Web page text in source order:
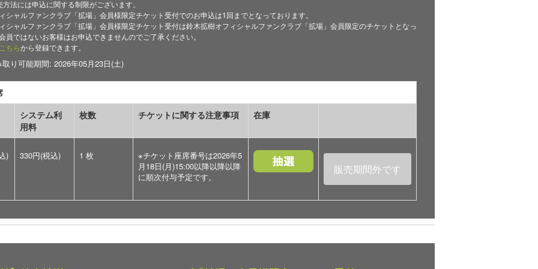
法には申込に関する制限がございます。
シャルファンクラブ「拡場」会員様限定チケット受付でのお申込は1回までとなっております。
シャルファンクラブ「拡場」会員様限定チケット受付は鈴木拡樹オフィシャルファンクラブ「拡場」会員限定のチケットとなっ
員ではないお客様はお申込できませんのでご了承ください。
ちらから登録できます。
り可能期間: 2026年05月23日(土)
システム利
用料
枚数 チケットに関する注意事項 在庫
) 330円(税込) 1 枚
※チケット座席番号は2026年5
月18日(月)15:00以降以降以降
に順次付与予定です。
販売期間外です